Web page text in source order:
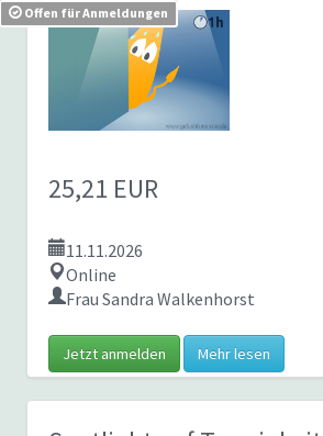
Offen für Anmeldungen
25,21 EUR
11.11.2026
Online
Frau Sandra Walkenhorst
Jetzt anmelden Mehr lesen